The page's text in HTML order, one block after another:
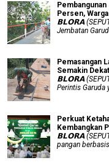
Pembangunan
Persen,
𝗕𝗟𝗢𝗥𝗔
Jembatan
Pemasangan
Semakin
𝗕𝗟𝗢𝗥𝗔
Perintis Garuda
​Perkuat
Kembangkan
𝗕𝗟𝗢𝗥𝗔
pangan